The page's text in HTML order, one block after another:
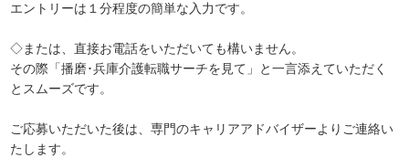
エントリーは１分程度の簡単な入力です。
◇または、直接お電話をいただいても構いません。
その際「播磨･兵庫介護転職サーチを見て」と一言添えていただく
とスムーズです。
ご応募いただいた後は、専門のキャリアアドバイザーよりご連絡い
たします。